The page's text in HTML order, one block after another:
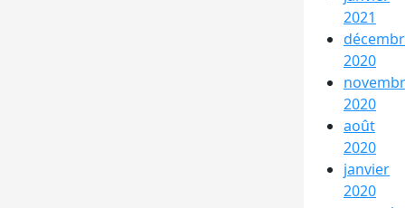
2021
2020
2020
août
2020
janvier
2020